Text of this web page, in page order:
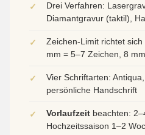
✓
Drei Verfahren:
Diamantgravur (taktil),
✓ Zeichen-Limit richtet
mm = 5–7 Zeichen, 8
✓
Vier Schriftarten:
persönliche Handschrift
✓ Vorlaufzeit beachten:
Hochzeitssaison 1–2